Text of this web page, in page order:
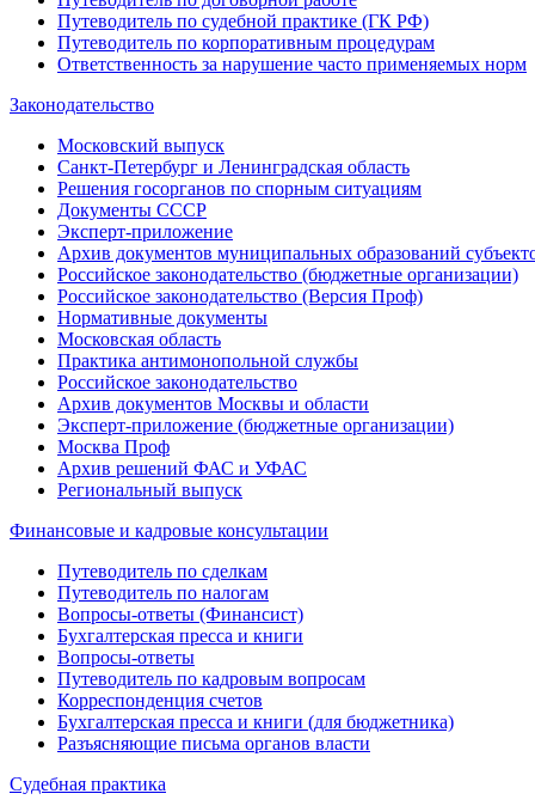
Путеводитель по судебной практике (ГК РФ)
Путеводитель по корпоративным процедурам
Ответственность за нарушение часто применяемых норм
Законодательство
Московский выпуск
Санкт-Петербург и Ленинградская область
Решения госорганов по спорным ситуациям
Документы СССР
Эксперт-приложение
Архив документов муниципальных образований
Российское законодательство (бюджетные организации)
Российское законодательство (Версия Проф)
Нормативные документы
Московская область
Практика антимонопольной службы
Российское законодательство
Архив документов Москвы и области
Эксперт-приложение (бюджетные организации)
Москва Проф
Архив решений ФАС и УФАС
Региональный выпуск
Финансовые и кадровые консультации
Путеводитель по сделкам
Путеводитель по налогам
Вопросы-ответы (Финансист)
Бухгалтерская пресса и книги
Вопросы-ответы
Путеводитель по кадровым вопросам
Корреспонденция счетов
Бухгалтерская пресса и книги (для бюджетника)
Разъясняющие письма органов власти
Судебная практика